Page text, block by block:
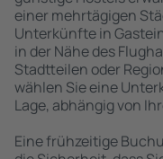
einer mehrtägigen
Unterkünfte in
in der Nähe des
Stadtteilen oder
wählen Sie eine
Lage, abhängig von
Eine frühzeitige